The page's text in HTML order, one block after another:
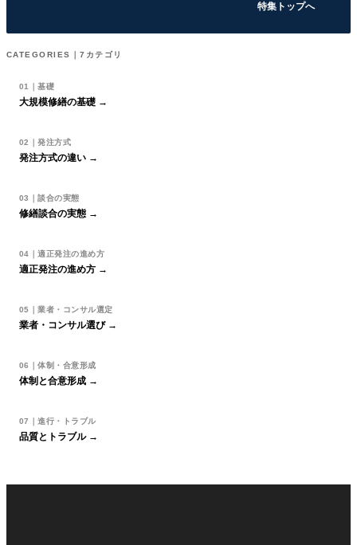
特集トップへ
CATEGORIES｜7カテゴリ
01｜基礎
大規模修繕の基礎 →
02｜発注方式
発注方式の違い →
03｜談合の実態
修繕談合の実態 →
04｜適正発注の進め方
適正発注の進め方 →
05｜業者・コンサル選定
業者・コンサル選び →
06｜体制・合意形成
体制と合意形成 →
07｜進行・トラブル
品質とトラブル →